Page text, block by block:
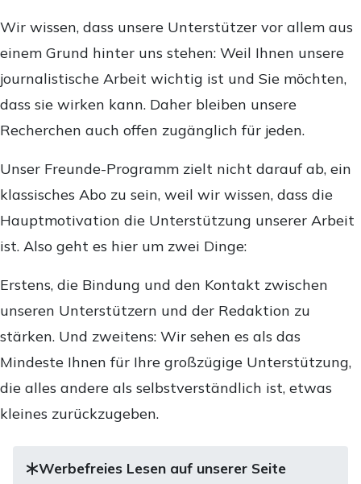
Wir wissen, dass unsere Unterstützer vor allem aus
einem Grund hinter uns stehen: Weil Ihnen unsere
journalistische Arbeit wichtig ist und Sie möchten,
dass sie wirken kann. Daher bleiben unsere
Recherchen auch offen zugänglich für jeden.
Unser Freunde-Programm zielt nicht darauf ab, ein
klassisches Abo zu sein, weil wir wissen, dass die
Hauptmotivation die Unterstützung unserer Arbeit
ist. Also geht es hier um zwei Dinge:
Erstens, die Bindung und den Kontakt zwischen
unseren Unterstützern und der Redaktion zu
stärken. Und zweitens: Wir sehen es als das
Mindeste Ihnen für Ihre großzügige Unterstützung,
die alles andere als selbstverständlich ist, etwas
kleines zurückzugeben.
Werbefreies Lesen auf unserer Seite